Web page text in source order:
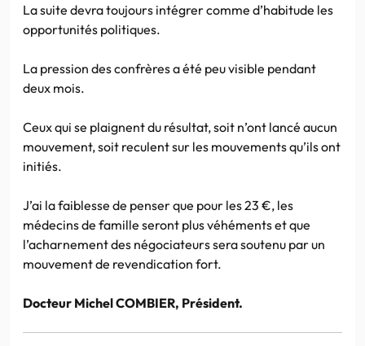
La suite devra toujours intégrer comme d’habitude les
opportunités politiques.
La pression des confrères a été peu visible pendant
deux mois.
Ceux qui se plaignent du résultat, soit n’ont lancé aucun
mouvement, soit reculent sur les mouvements qu’ils ont
initiés.
J’ai la faiblesse de penser que pour les 23 €, les
médecins de famille seront plus véhéments et que
l’acharnement des négociateurs sera soutenu par un
mouvement de revendication fort.
Docteur Michel COMBIER, Président.